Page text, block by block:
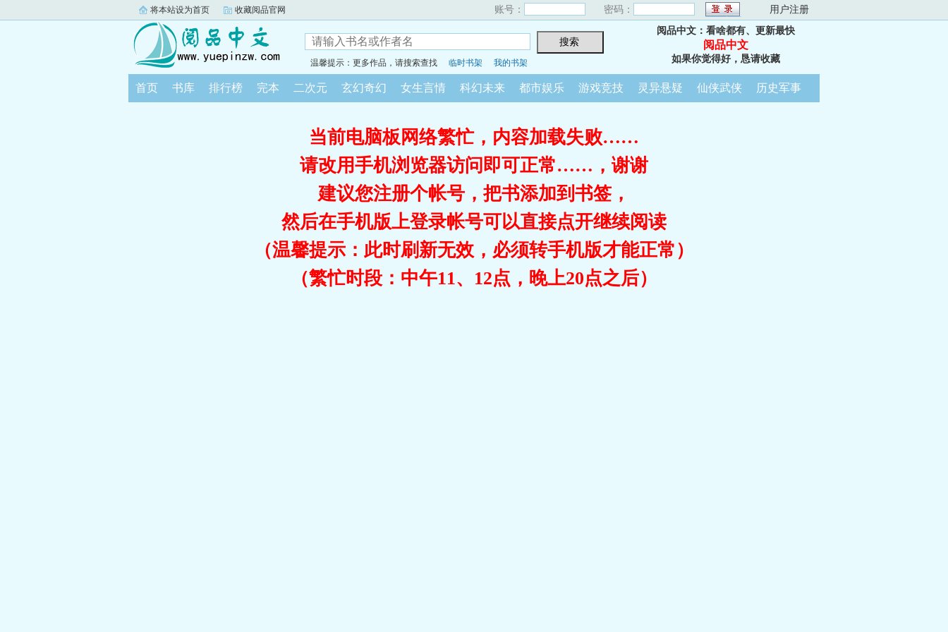
将本站设为首页 收藏阅品官网 账号： 密码： 用户注册
温馨提示：更多作品，请搜索查找 临时书架 我的书架
阅品中文：看啥都有、更新最快
阅品中文
如果你觉得好，恳请收藏
首页 书库 排行榜 完本 二次元 玄幻奇幻 女生言情 科幻未来 都市娱乐 游戏竞技 灵异悬疑 仙侠武侠 历史军事
当前电脑板网络繁忙，内容加载失败……
请改用手机浏览器访问即可正常……，谢谢
建议您注册个帐号，把书添加到书签，
然后在手机版上登录帐号可以直接点开继续阅读
（温馨提示：此时刷新无效，必须转手机版才能正常）
（繁忙时段：中午11、12点，晚上20点之后）